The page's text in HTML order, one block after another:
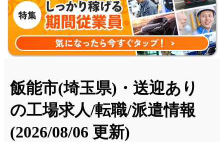
飯能市(埼玉県)・送迎あり
の工場求人/転職/派遣情報
(2026/08/06 更新)